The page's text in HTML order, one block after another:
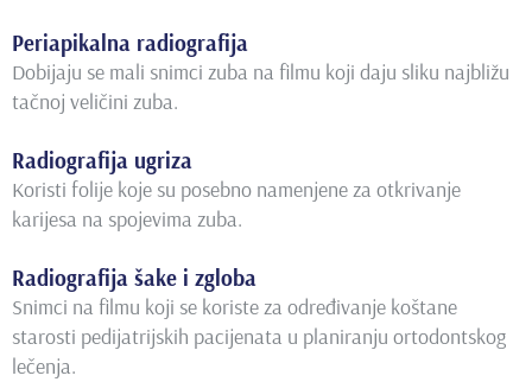
Periapikalna radiografija
Dobijaju se mali snimci zuba na filmu koji daju sliku najbližu
tačnoj veličini zuba.
Radiografija ugriza
Koristi folije koje su posebno namenjene za otkrivanje
karijesa na spojevima zuba.
Radiografija šake i zgloba
Snimci na filmu koji se koriste za određivanje koštane
starosti pedijatrijskih pacijenata u planiranju ortodontskog
lečenja.